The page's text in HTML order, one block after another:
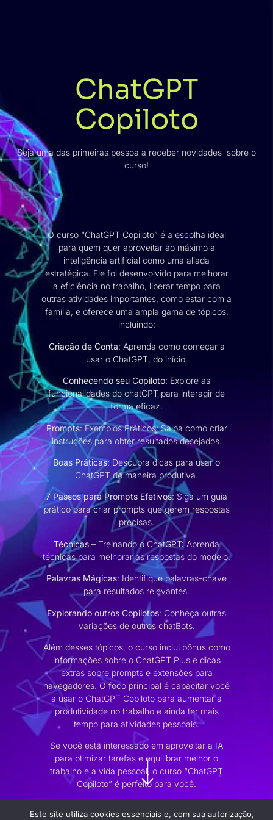
ChatGPT
Copiloto
Seja uma das primeiras pessoa a receber novidades sobre o
curso!
O curso “ChatGPT Copiloto” é a escolha ideal
para quem quer aproveitar ao máximo a
inteligência artificial como uma aliada
estratégica. Ele foi desenvolvido para melhorar
a eficiência no trabalho, liberar tempo para
outras atividades importantes, como estar com a
família, e oferece uma ampla gama de tópicos,
incluindo:
Criação de Conta: Aprenda como começar a
usar o ChatGPT, do início.
Conhecendo seu Copiloto: Explore as
funcionalidades do chatGPT para interagir de
forma eficaz.
Prompts: Exemplos Práticos: Saiba como criar
instruções para obter resultados desejados.
Boas Práticas: Descubra dicas para usar o
ChatGPT de maneira produtiva.
7 Passos para Prompts Efetivos: Siga um guia
prático para criar prompts que gerem respostas
precisas.
Técnicas – Treinando o ChatGPT: Aprenda
técnicas para melhorar as respostas do modelo.
Palavras Mágicas: Identifique palavras-chave
para resultados relevantes.
Explorando outros Copilotos: Conheça outras
variações de outros chatBots.
Além desses tópicos, o curso inclui bônus como
informações sobre o ChatGPT Plus e dicas
extras sobre prompts e extensões para
navegadores. O foco principal é capacitar você
a usar o ChatGPT Copiloto para aumentar a
produtividade no trabalho e ainda ter mais
tempo para atividades pessoais.
Se você está interessado em aproveitar a IA
para otimizar tarefas e equilibrar melhor o
trabalho e a vida pessoal, o curso “ChatGPT
Copiloto” é perfeito para você.
Este site utiliza cookies essenciais e, com sua autorização,